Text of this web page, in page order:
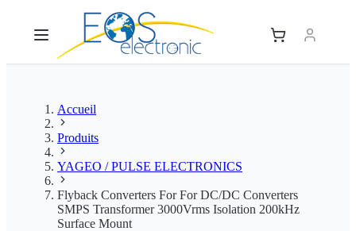
Accueil
Produits
YAGEO / PULSE ELECTRONICS
Flyback Converters For For DC/DC Converters
SMPS Transformer 3000Vrms Isolation 200kHz
Surface Mount